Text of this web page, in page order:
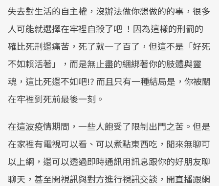
失去對生活的自主權，沒辦法做你想做的的事，很多
人可能就選擇在牢裡自殺了吧 ！因為這樣的刑罰的
確比死刑還痛苦，死了就一了百了，但這不是「好死
不如賴活著」，而是無止盡的綑綁著你的肢體與靈
魂，這比死還不如吧!? 而且只有一種結局是，你被關
在牢裡到死前最後一刻。
在這波疫情期間，一些人飽受了限制出門之苦。但是
在家裡有電視可以看、可以煮點東西吃，閒來無聊可
以上網，還可以透過即時通訊用訊息跟你的好朋友聊
聊天，甚至開視訊與對方進行視訊交談，開直播跟網